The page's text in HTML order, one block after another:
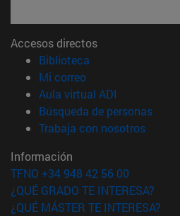
Accesos directos
Biblioteca
Mi correo(abre en nueva
Aula virtual ADI
Búsqueda de personas(abre
Trabaja con nosotros(abre
Información
TFNO +34 948 42 56 00
¿QUÉ GRADO TE INTERESA?
¿QUÉ MÁSTER TE INTERESA?